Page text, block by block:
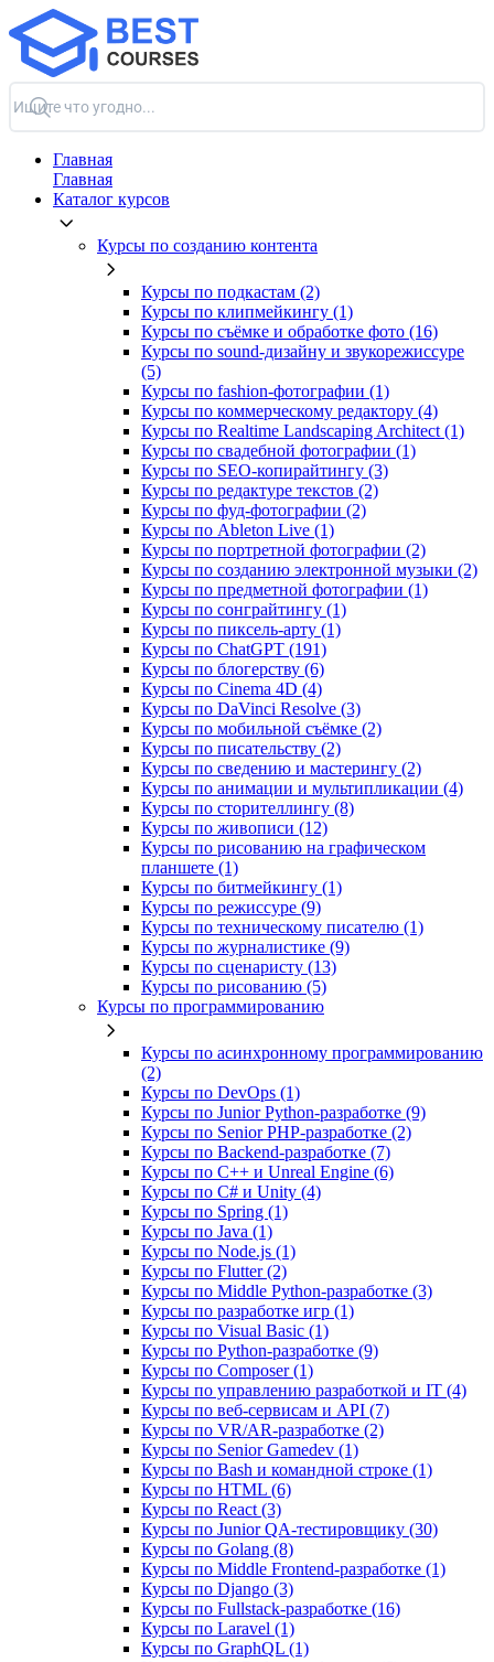
Главная
Главная
Каталог курсов
Курсы по созданию контента
Курсы по подкастам (2)
Курсы по клипмейкингу (1)
Курсы по съёмке и обработке фото (16)
Курсы по sound-дизайну и звукорежиссуре
(5)
Курсы по fashion-фотографии (1)
Курсы по коммерческому редактору (4)
Курсы по Realtime Landscaping Architect (1)
Курсы по свадебной фотографии (1)
Курсы по SEO-копирайтингу (3)
Курсы по редактуре текстов (2)
Курсы по фуд-фотографии (2)
Курсы по Ableton Live (1)
Курсы по портретной фотографии (2)
Курсы по созданию электронной музыки (2)
Курсы по предметной фотографии (1)
Курсы по сонграйтингу (1)
Курсы по пиксель-арту (1)
Курсы по ChatGPT (191)
Курсы по блогерству (6)
Курсы по Cinema 4D (4)
Курсы по DaVinci Resolve (3)
Курсы по мобильной съёмке (2)
Курсы по писательству (2)
Курсы по сведению и мастерингу (2)
Курсы по анимации и мультипликации (4)
Курсы по сторителлингу (8)
Курсы по живописи (12)
Курсы по рисованию на графическом
планшете (1)
Курсы по битмейкингу (1)
Курсы по режиссуре (9)
Курсы по техническому писателю (1)
Курсы по журналистике (9)
Курсы по сценаристу (13)
Курсы по рисованию (5)
Курсы по программированию
Курсы по асинхронному программированию
(2)
Курсы по DevOps (1)
Курсы по Junior Python-разработке (9)
Курсы по Senior PHP-разработке (2)
Курсы по Backend‑разработке (7)
Курсы по C++ и Unreal Engine (6)
Курсы по C# и Unity (4)
Курсы по Spring (1)
Курсы по Java (1)
Курсы по Node.js (1)
Курсы по Flutter (2)
Курсы по Middle Python-разработке (3)
Курсы по разработке игр (1)
Курсы по Visual Basic (1)
Курсы по Python-разработке (9)
Курсы по Composer (1)
Курсы по управлению разработкой и IT (4)
Курсы по веб‑сервисам и API (7)
Курсы по VR/AR‑разработке (2)
Курсы по Senior Gamedev (1)
Курсы по Bash и командной строке (1)
Курсы по HTML (6)
Курсы по React (3)
Курсы по Junior QA-тестировщику (30)
Курсы по Golang (8)
Курсы по Middle Frontend-разработке (1)
Курсы по Django (3)
Курсы по Fullstack‑разработке (16)
Курсы по Laravel (1)
Курсы по GraphQL (1)